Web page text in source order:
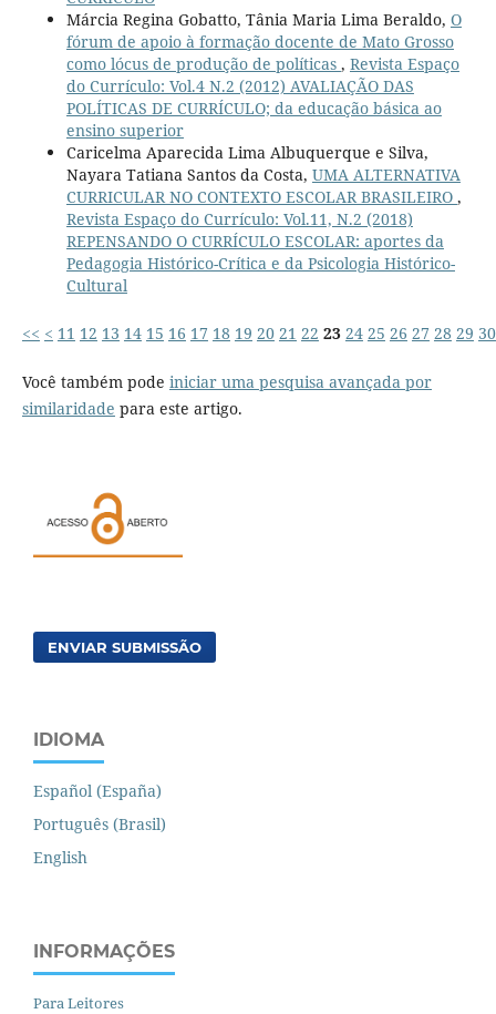
Márcia Regina Gobatto, Tânia Maria Lima Beraldo, O
fórum de apoio à formação docente de Mato Grosso
como lócus de produção de políticas , Revista Espaço
do Currículo: Vol.4 N.2 (2012) AVALIAÇÃO DAS
POLÍTICAS DE CURRÍCULO; da educação básica ao
ensino superior
Caricelma Aparecida Lima Albuquerque e Silva,
Nayara Tatiana Santos da Costa, UMA ALTERNATIVA
CURRICULAR NO CONTEXTO ESCOLAR BRASILEIRO ,
Revista Espaço do Currículo: Vol.11, N.2 (2018)
REPENSANDO O CURRÍCULO ESCOLAR: aportes da
Pedagogia Histórico-Crítica e da Psicologia Histórico-
Cultural
<< < 11 12 13 14 15 16 17 18 19 20 21 22 23 24 25 26 27 28 29 30
Você também pode iniciar uma pesquisa avançada por
similaridade para este artigo.
ENVIAR SUBMISSÃO
IDIOMA
Español (España)
Português (Brasil)
English
INFORMAÇÕES
Para Leitores